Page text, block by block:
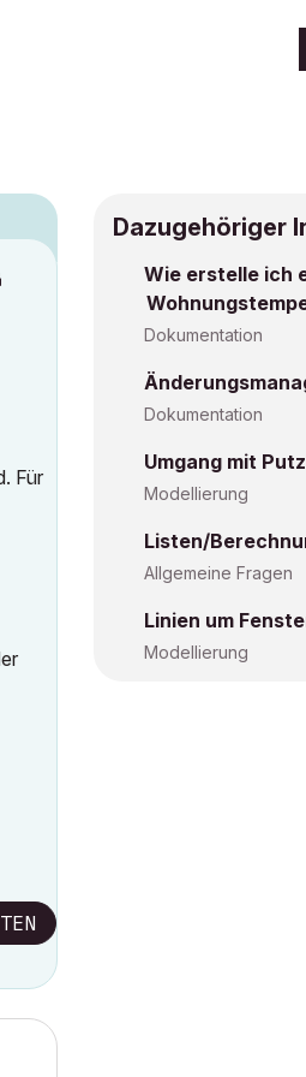
Für
Dazugehöriger
Wie erstelle ich
Dokumentation
Dokumentation
Umgang mit
Modellierung
Listen/
Allgemeine Fragen
Linien um
Modellierung